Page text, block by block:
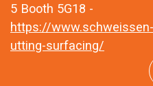
5 Booth 5G18 -
https://
utting-surfacing/